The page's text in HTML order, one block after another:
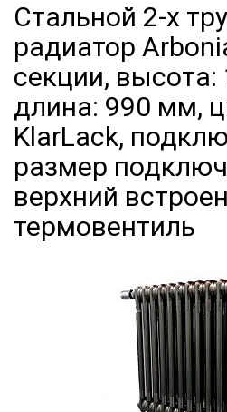
Стальной 2-х
радиатор
секции,
длина: 990 мм,
KlarLack,
размер
верхний
термовентиль